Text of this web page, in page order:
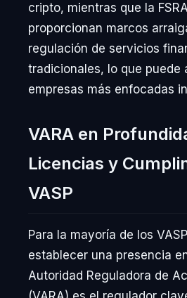
cripto, mientras que la
proporcionan marcos
regulación de servicios
tradicionales, lo que puede
empresas más enfocadas
VARA en
Licencias y
VASP
Para la mayoría de los
establecer una presencia
Autoridad Reguladora de